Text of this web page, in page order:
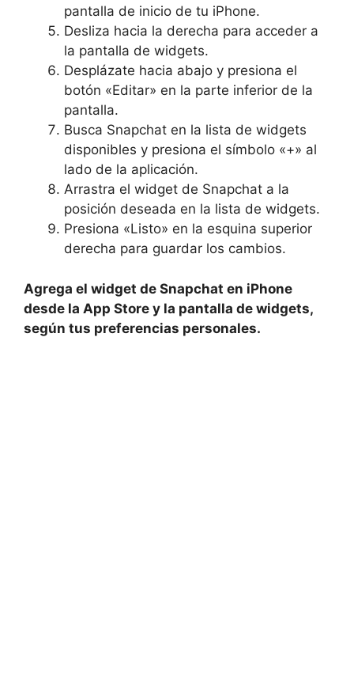
pantalla de inicio de tu iPhone.
Desliza‍ hacia la derecha para‌ acceder a
‌la ⁢pantalla ⁣de widgets.
Desplázate hacia abajo y presiona el
botón «Editar» ⁢en‍ la parte inferior ‍de la
pantalla.
Busca‍ Snapchat en⁣ la lista⁤ de widgets
disponibles y presiona‍ el símbolo «+» al ​
lado de la aplicación.
Arrastra el widget de Snapchat a la
posición‍ deseada en la ⁢lista​ de widgets.
Presiona «Listo»​ en la esquina superior
derecha‍ para guardar los cambios.
Agrega el​ widget de Snapchat en‍ iPhone
desde la ⁤App Store y la pantalla de widgets,
según tus‌ preferencias personales.